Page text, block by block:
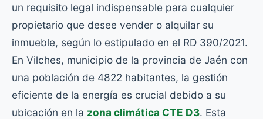
un requisito legal indispensable para cualquier
propietario que desee vender o alquilar su
inmueble, según lo estipulado en el RD 390/2021.
En Vilches, municipio de la provincia de Jaén con
una población de 4822 habitantes, la gestión
eficiente de la energía es crucial debido a su
ubicación en la zona climática CTE D3. Esta